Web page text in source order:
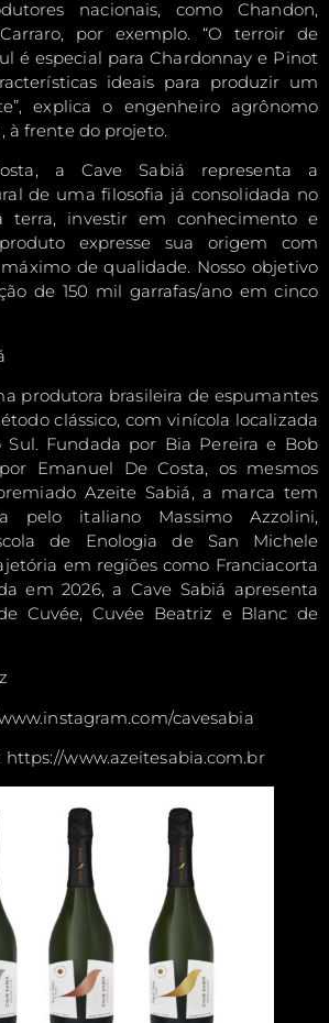
nacionais, como Chandon,
por exemplo. “O terroir de
é especial para Chardonnay e Pinot
ideais para produzir um
explica o engenheiro agrônomo
à frente do projeto.
a Cave Sabiá representa a
de uma filosofia já consolidada no
terra, investir em conhecimento e
expresse sua origem com
de qualidade. Nosso objetivo
de 150 mil garrafas/ano em cinco
produtora brasileira de espumantes
clássico, com vinícola localizada
Sul. Fundada por Bia Pereira e Bob
Emanuel De Costa, os mesmos
Azeite Sabiá, a marca tem
pelo italiano Massimo Azzolini,
de Enologia de San Michele
em regiões como Franciacorta
em 2026, a Cave Sabiá apresenta
Cuvée, Cuvée Beatriz e Blanc de
cavesabia
www.azeitesabia.com.br